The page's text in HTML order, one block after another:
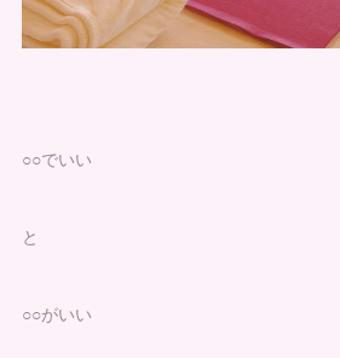
○○でいい
と
○○がいい